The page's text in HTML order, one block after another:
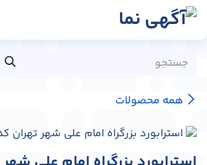
پرش به محتوا
همه محصولات